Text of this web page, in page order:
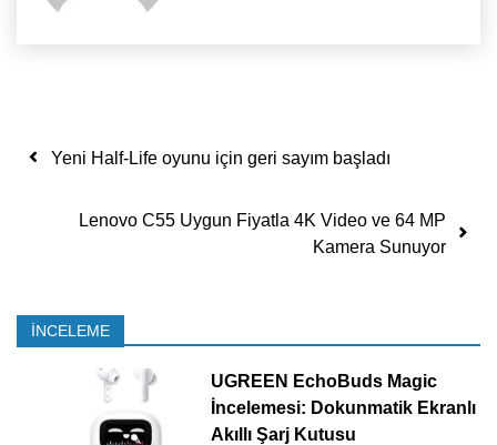
Yazı dolaşımı
Yeni Half-Life oyunu için geri sayım başladı
Lenovo C55 Uygun Fiyatla 4K Video ve 64 MP
Kamera Sunuyor
İNCELEME
UGREEN EchoBuds Magic
İncelemesi: Dokunmatik Ekranlı
Akıllı Şarj Kutusu